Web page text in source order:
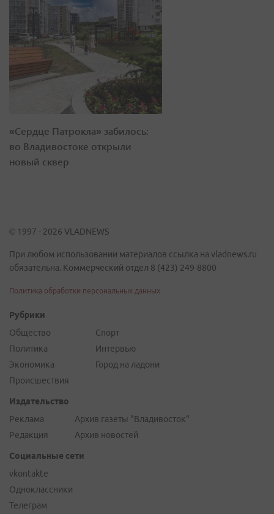
«Сердце Патрокла» забилось:
во Владивостоке открыли
новый сквер
© 1997 - 2026 VLADNEWS
При любом использовании материалов ссылка на vladnews.ru
обязательна. Коммерческий отдел 8 (423) 249-8800
Политика обработки персональных данных
Рубрики
Общество
Политика
Экономика
Происшествия
Спорт
Интервью
Город на ладони
Издательство
Реклама
Редакция
Архив газеты "Владивосток"
Архив новостей
Социальные сети
vkontakte
Одноклассники
Телеграм